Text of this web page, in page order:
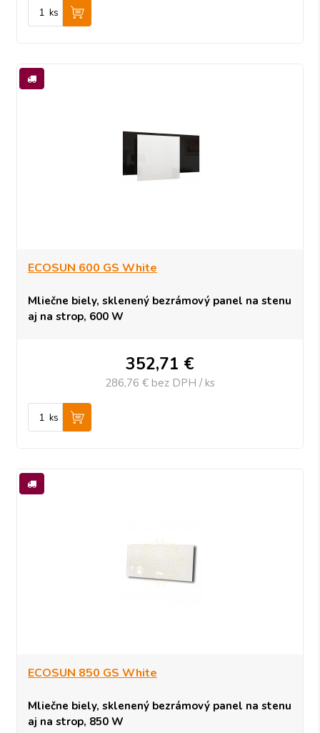
ks
ECOSUN 600 GS White
Mliečne biely, sklenený bezrámový panel na stenu
aj na strop, 600 W
352,71 €
286,76 € bez DPH / ks
ks
ECOSUN 850 GS White
Mliečne biely, sklenený bezrámový panel na stenu
aj na strop, 850 W